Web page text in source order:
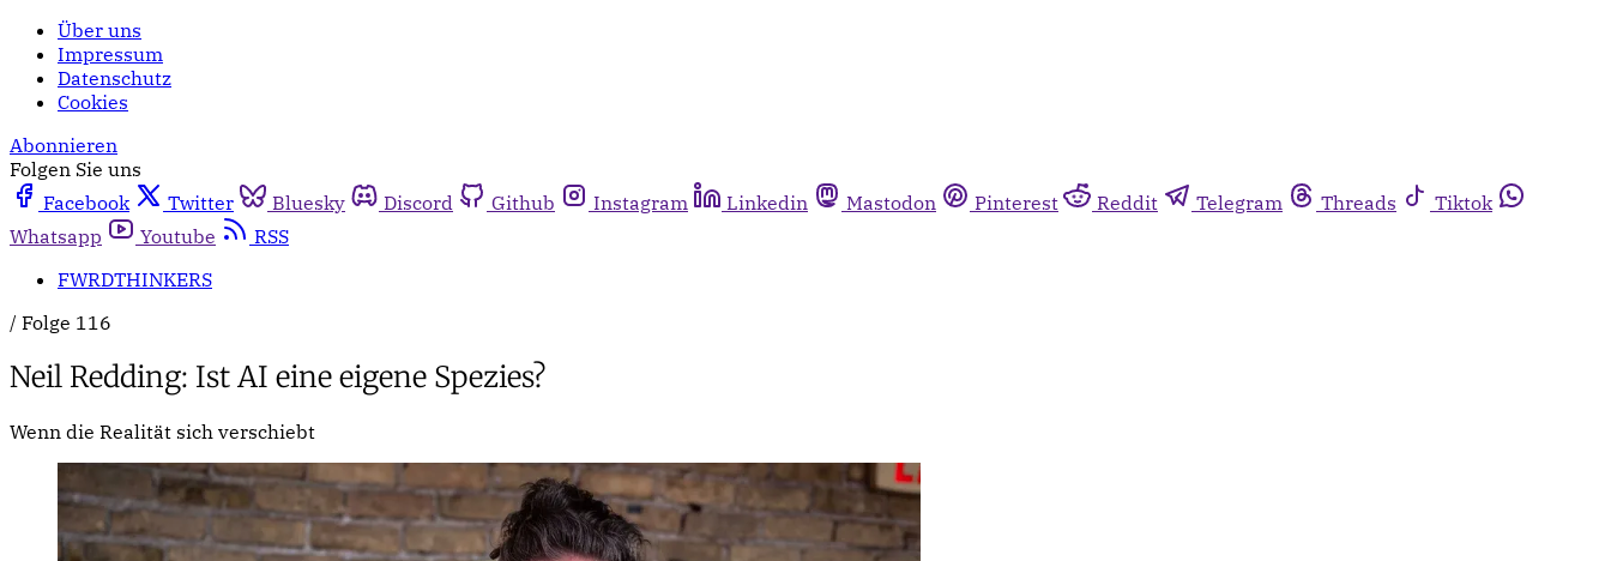
Über uns
Impressum
Datenschutz
Cookies
Abonnieren
Folgen Sie uns
Facebook
Twitter Bluesky Discord Github Instagram Linkedin Mastodon Pinterest Reddit Telegram Threads
Tiktok
Whatsapp
Youtube
RSS
FWRDTHINKERS
/ Folge 116
Neil Redding: Ist AI eine eigene Spezies?
Wenn die Realität sich verschiebt